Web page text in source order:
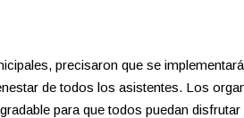
precisaron que se
de todos los asistentes. Los
para que todos puedan